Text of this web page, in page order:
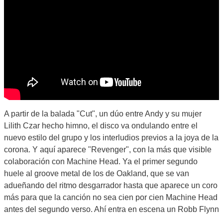
A partir de la balada "Cut", un dúo entre Andy y su mujer
Lilith Czar hecho himno, el disco va ondulando entre el
nuevo estilo del grupo y los interludios previos a la joya de la
corona. Y aquí aparece "Revenger", con la más que visible
colaboración con Machine Head. Ya el primer segundo
huele al groove metal de los de Oakland, que se van
adueñando del ritmo desgarrador hasta que aparece un coro
más para que la canción no sea cien por cien Machine Head
antes del segundo verso. Ahí entra en escena un Robb Flynn